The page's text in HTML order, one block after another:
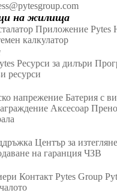
на жилища
Приложение Pytes
калкулатор
Ресурси за дилъри
ресурси
напрежение Батерия с
Аксесоар
Център за изтегляне
на гаранция ЧЗВ
Контакт Pytes Group